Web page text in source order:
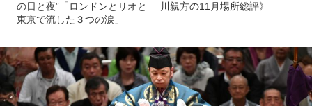
の日と夜”「ロンドンとリオと
東京で流した３つの涙」
川親方の11月場所総評》